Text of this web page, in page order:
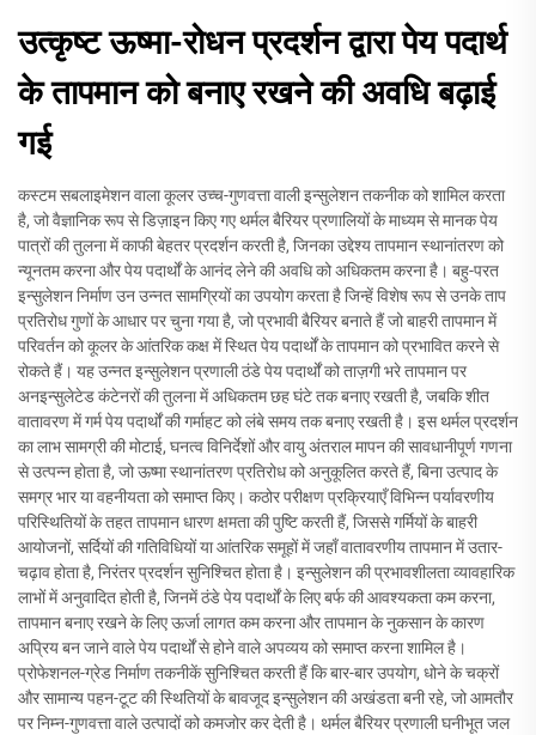
उत्कृष्ट ऊष्मा-रोधन प्रदर्शन द्वारा पेय पदार्थ
के तापमान को बनाए रखने की अवधि बढ़ाई
गई
कस्टम सबलाइमेशन वाला कूलर उच्च-गुणवत्ता वाली इन्सुलेशन तकनीक को शामिल करता
है, जो वैज्ञानिक रूप से डिज़ाइन किए गए थर्मल बैरियर प्रणालियों के माध्यम से मानक पेय
पात्रों की तुलना में काफी बेहतर प्रदर्शन करती है, जिनका उद्देश्य तापमान स्थानांतरण को
न्यूनतम करना और पेय पदार्थों के आनंद लेने की अवधि को अधिकतम करना है। बहु-परत
इन्सुलेशन निर्माण उन उन्नत सामग्रियों का उपयोग करता है जिन्हें विशेष रूप से उनके ताप
प्रतिरोध गुणों के आधार पर चुना गया है, जो प्रभावी बैरियर बनाते हैं जो बाहरी तापमान में
परिवर्तन को कूलर के आंतरिक कक्ष में स्थित पेय पदार्थों के तापमान को प्रभावित करने से
रोकते हैं। यह उन्नत इन्सुलेशन प्रणाली ठंडे पेय पदार्थों को ताज़गी भरे तापमान पर
अनइन्सुलेटेड कंटेनरों की तुलना में अधिकतम छह घंटे तक बनाए रखती है, जबकि शीत
वातावरण में गर्म पेय पदार्थों की गर्माहट को लंबे समय तक बनाए रखती है। इस थर्मल प्रदर्शन
का लाभ सामग्री की मोटाई, घनत्व विनिर्देशों और वायु अंतराल मापन की सावधानीपूर्ण गणना
से उत्पन्न होता है, जो ऊष्मा स्थानांतरण प्रतिरोध को अनुकूलित करते हैं, बिना उत्पाद के
समग्र भार या वहनीयता को समाप्त किए। कठोर परीक्षण प्रक्रियाएँ विभिन्न पर्यावरणीय
परिस्थितियों के तहत तापमान धारण क्षमता की पुष्टि करती हैं, जिससे गर्मियों के बाहरी
आयोजनों, सर्दियों की गतिविधियों या आंतरिक समूहों में जहाँ वातावरणीय तापमान में उतार-
चढ़ाव होता है, निरंतर प्रदर्शन सुनिश्चित होता है। इन्सुलेशन की प्रभावशीलता व्यावहारिक
लाभों में अनुवादित होती है, जिनमें ठंडे पेय पदार्थों के लिए बर्फ की आवश्यकता कम करना,
तापमान बनाए रखने के लिए ऊर्जा लागत कम करना और तापमान के नुकसान के कारण
अप्रिय बन जाने वाले पेय पदार्थों से होने वाले अपव्यय को समाप्त करना शामिल है।
प्रोफेशनल-ग्रेड निर्माण तकनीकें सुनिश्चित करती हैं कि बार-बार उपयोग, धोने के चक्रों
और सामान्य पहन-टूट की स्थितियों के बावजूद इन्सुलेशन की अखंडता बनी रहे, जो आमतौर
पर निम्न-गुणवत्ता वाले उत्पादों को कमजोर कर देती है। थर्मल बैरियर प्रणाली घनीभूत जल